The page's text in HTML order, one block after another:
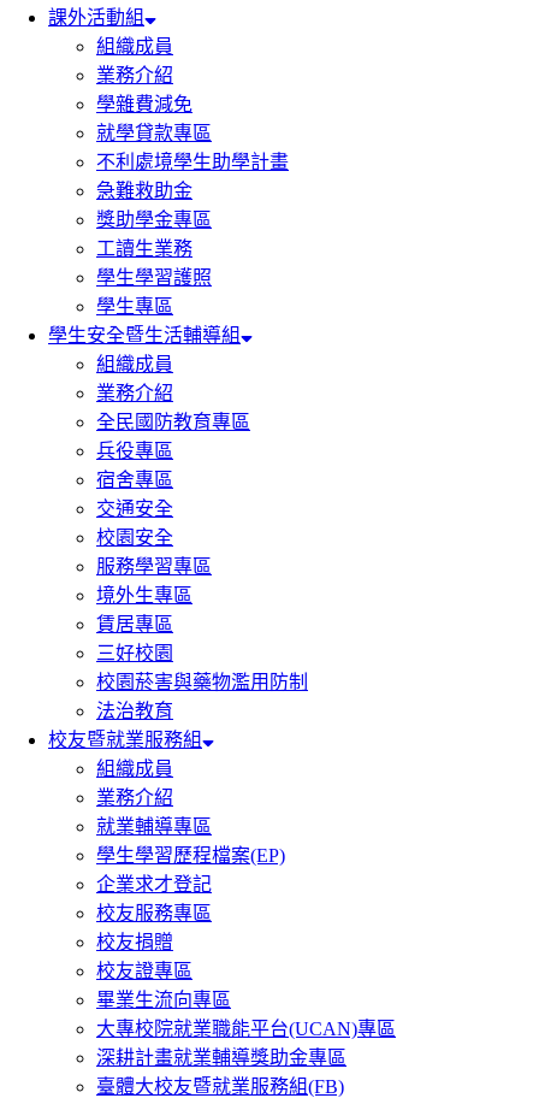
課外活動組
組織成員
業務介紹
學雜費減免
就學貸款專區
不利處境學生助學計畫
急難救助金
獎助學金專區
工讀生業務
學生學習護照
學生專區
學生安全暨生活輔導組
組織成員
業務介紹
全民國防教育專區
兵役專區
宿舍專區
交通安全
校園安全
服務學習專區
境外生專區
賃居專區
三好校園
校園菸害與藥物濫用防制
法治教育
校友暨就業服務組
組織成員
業務介紹
就業輔導專區
學生學習歷程檔案(EP)
企業求才登記
校友服務專區
校友捐贈
校友證專區
畢業生流向專區
大專校院就業職能平台(UCAN)專區
深耕計畫就業輔導獎助金專區
臺體大校友暨就業服務組(FB)